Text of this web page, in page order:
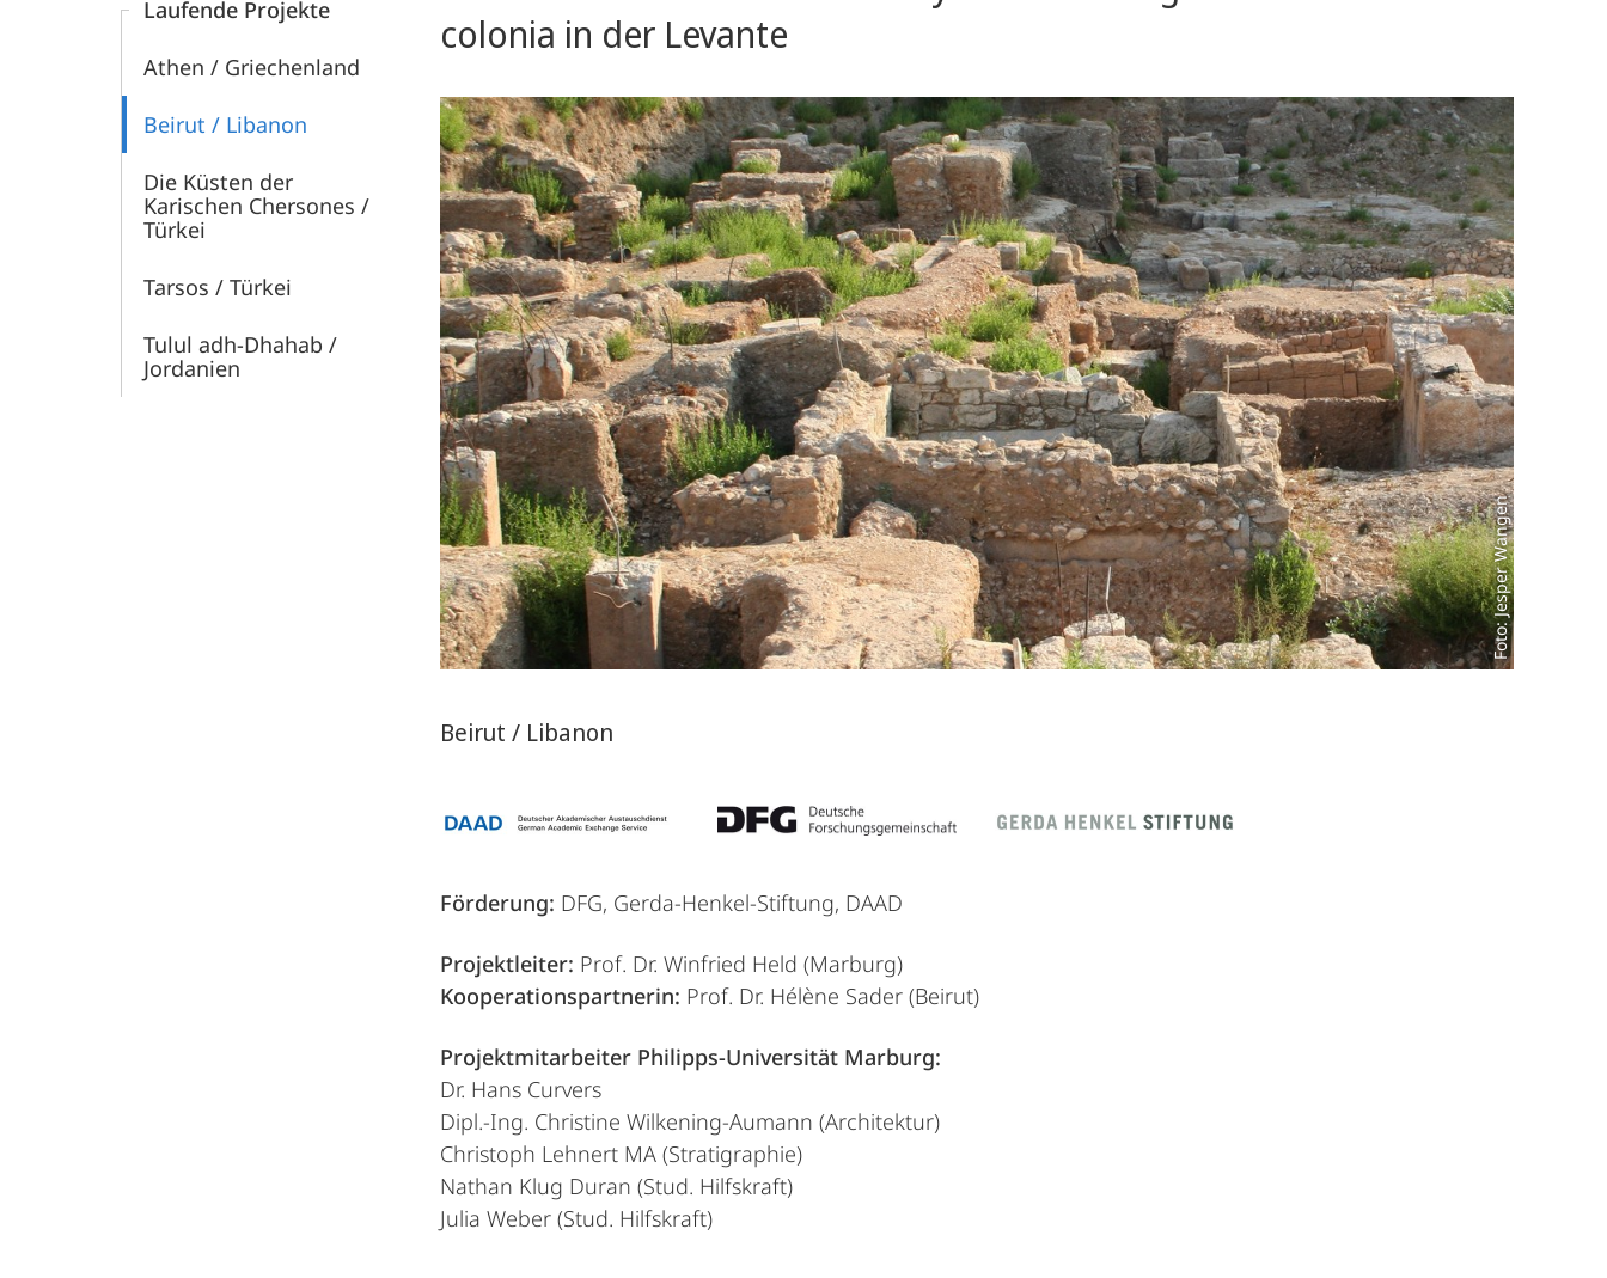
Laufende Projekte
Athen / Griechenland
Beirut / Libanon
Die Küsten der
Karischen Chersones /
Türkei
Tarsos / Türkei
Tulul adh-Dhahab /
Jordanien
colonia in der Levante
Foto: Jesper Wangen
Beirut / Libanon
Förderung: DFG, Gerda-Henkel-Stiftung, DAAD
Projektleiter: Prof. Dr. Winfried Held (Marburg)
Kooperationspartnerin: Prof. Dr. Hélène Sader (Beirut)
Projektmitarbeiter Philipps-Universität Marburg:
Dr. Hans Curvers
Dipl.-Ing. Christine Wilkening-Aumann (Architektur)
Christoph Lehnert MA (Stratigraphie)
Nathan Klug Duran (Stud. Hilfskraft)
Julia Weber (Stud. Hilfskraft)